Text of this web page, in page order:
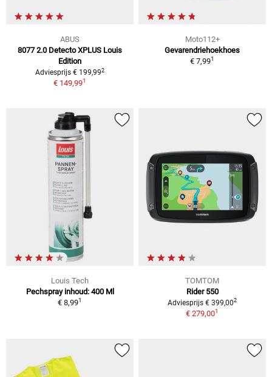
ABUS
8077 2.0 Detecto XPLUS Louis
Edition
Adviesprijs € 199,992
€ 149,991
Moto112+
Gevarendriehoekhoes
€ 7,991
Louis Tech
Pechspray inhoud: 400 Ml
€ 8,991
TOMTOM
Rider 550
Adviesprijs € 399,002
€ 279,001